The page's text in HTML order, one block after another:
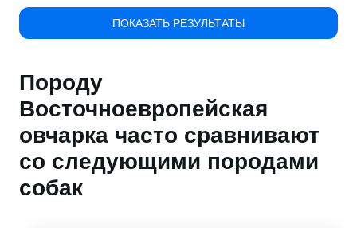
ПОКАЗАТЬ РЕЗУЛЬТАТЫ
Породу
Восточноевропейская
овчарка часто сравнивают
со следующими породами
собак